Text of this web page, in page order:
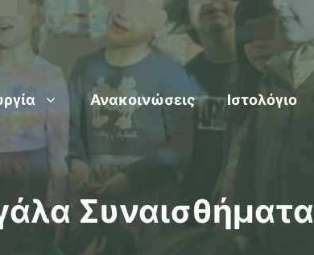
Ανακοινώσεις Ιστολόγιο
Συναισθήματα